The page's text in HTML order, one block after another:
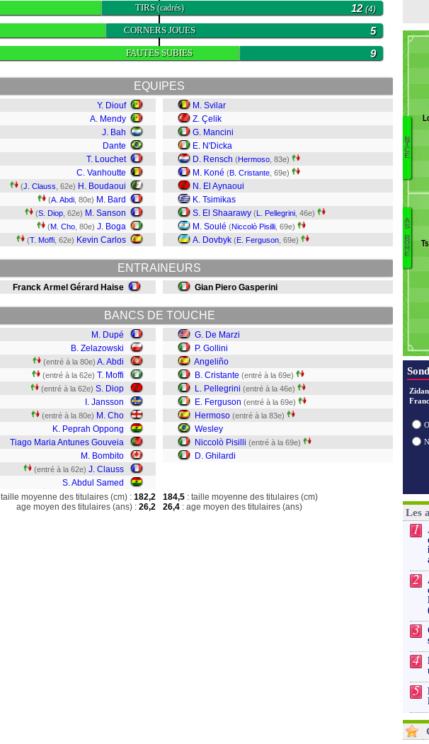
TIRS(cadrés) 12(4)
CORNERS JOUES 5
FAUTES SUBIES 9
EQUIPES
Y. Diouf
A. Mendy
J. Bah
Dante
T. Louchet
C. Vanhoutte
(J. Clauss , 62e) H. Boudaoui
(A. Abdi , 80e) M. Bard
(S. Diop , 62e) M. Sanson
(M. Cho , 80e) J. Boga
(T. Moffi , 62e) Kevin Carlos
M. Svilar
Z. Çelik
G. Mancini
E. N'Dicka
D. Rensch (Hermoso , 83e)
M. Koné (B. Cristante , 69e)
N. El Aynaoui
K. Tsimikas
S. El Shaarawy (L. Pellegrini , 46e)
M. Soulé (Niccolò Pisilli , 69e)
A. Dovbyk (E. Ferguson , 69e)
ENTRAINEURS
Franck Armel Gérard Haise Gian Piero Gasperini
BANCS DE TOUCHE
M. Dupé
B. Zelazowski
(entré à la 80e) A. Abdi
(entré à la 62e) T. Moffi
(entré à la 62e) S. Diop
I. Jansson
(entré à la 80e) M. Cho
K. Peprah Oppong
Tiago Maria Antunes Gouveia
M. Bombito
(entré à la 62e) J. Clauss
S. Abdul Samed
G. De Marzi
P. Gollini
Angeliño
B. Cristante (entré à la 69e)
L. Pellegrini (entré à la 46e)
E. Ferguson (entré à la 69e)
Hermoso (entré à la 83e)
Wesley
Niccolò Pisilli (entré à la 69e)
D. Ghilardi
taille moyenne des titulaires (cm) : 182,2
age moyen des titulaires (ans) : 26,2
184,5 : taille moyenne des titulaires (cm)
26,4 : age moyen des titulaires (ans)
N
I
C
E
A
S
R
O
M
E
Les
1
2
3
4
5